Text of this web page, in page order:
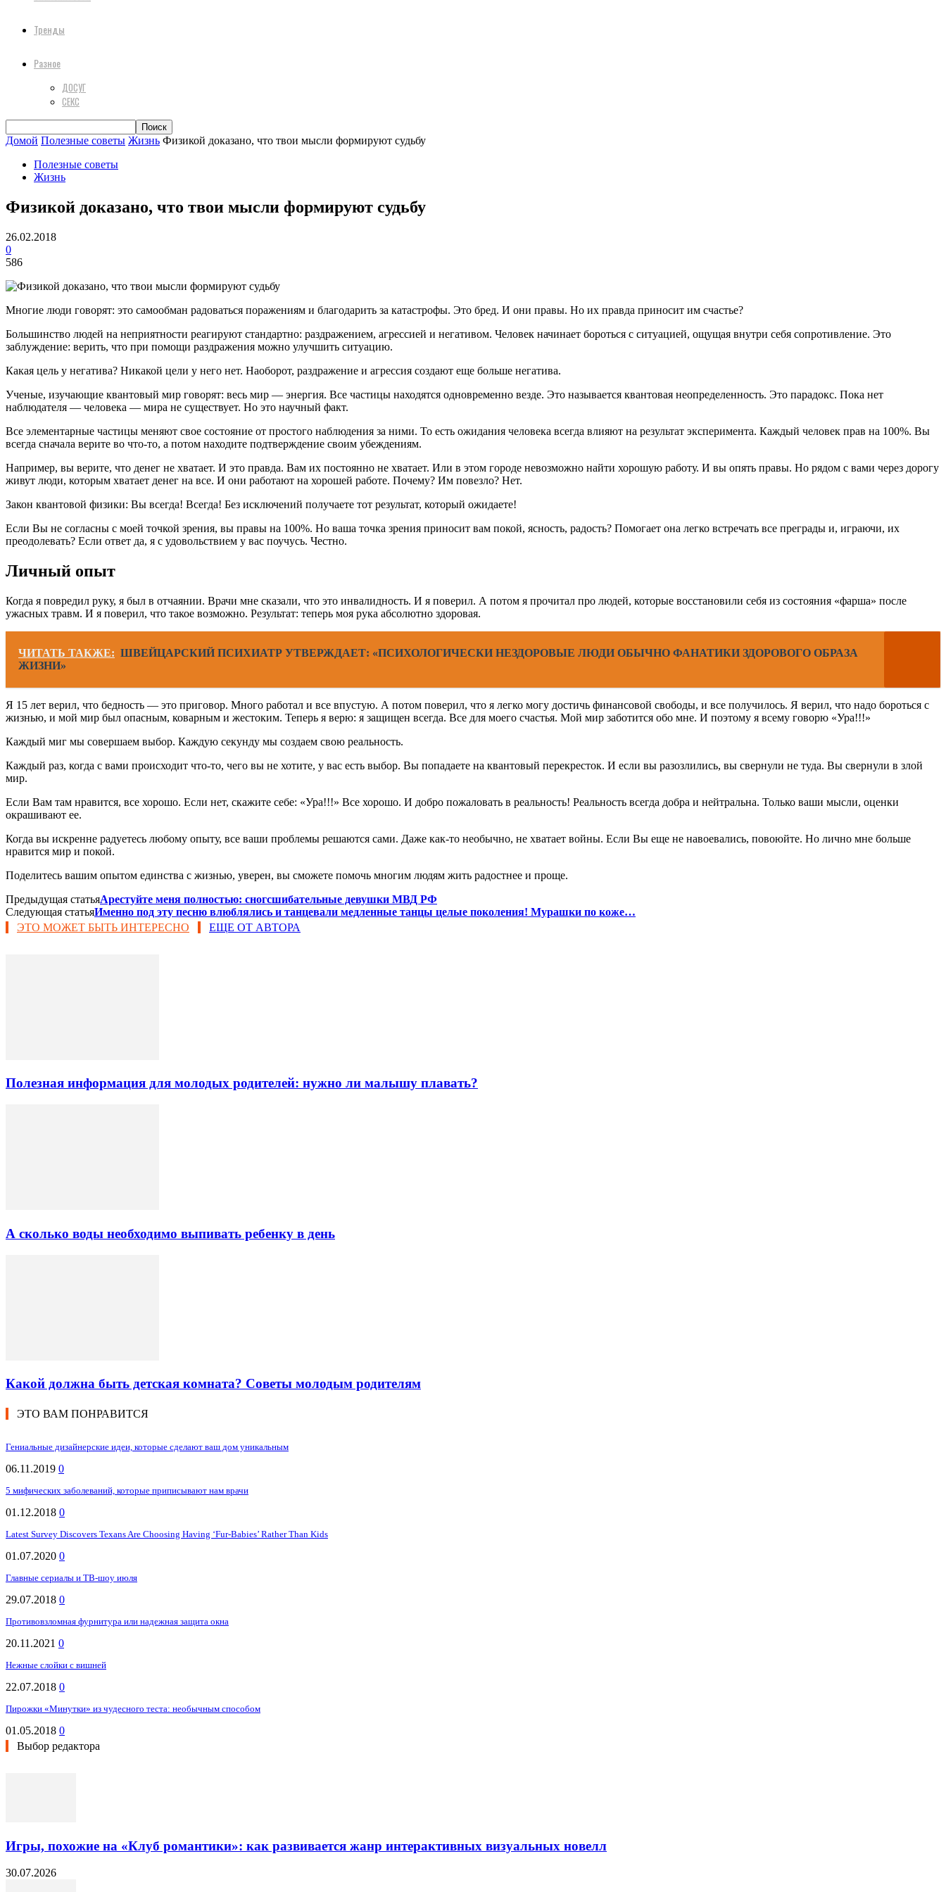
Тренды
Разное
ДОСУГ
СЕКС
Домой Полезные советы Жизнь Физикой доказано, что твои мысли формируют судьбу
Полезные советы
Жизнь
Физикой доказано, что твои мысли формируют судьбу
26.02.2018
0
586
Многие люди говорят: это самообман радоваться поражениям и благодарить за катастрофы. Это бред. И они правы. Но их правда приносит им счастье?
Большинство людей на неприятности реагируют стандартно: раздражением, агрессией и негативом. Человек начинает бороться с ситуацией, ощущая внутри себя сопротивление. Это
заблуждение: верить, что при помощи раздражения можно улучшить ситуацию.
Какая цель у негатива? Никакой цели у него нет. Наоборот, раздражение и агрессия создают еще больше негатива.
Ученые, изучающие квантовый мир говорят: весь мир — энергия. Все частицы находятся одновременно везде. Это называется квантовая неопределенность. Это парадокс. Пока нет
наблюдателя — человека — мира не существует. Но это научный факт.
Все элементарные частицы меняют свое состояние от простого наблюдения за ними. То есть ожидания человека всегда влияют на результат эксперимента. Каждый человек прав на 100%. Вы
всегда сначала верите во что-то, а потом находите подтверждение своим убеждениям.
Например, вы верите, что денег не хватает. И это правда. Вам их постоянно не хватает. Или в этом городе невозможно найти хорошую работу. И вы опять правы. Но рядом с вами через дорогу
живут люди, которым хватает денег на все. И они работают на хорошей работе. Почему? Им повезло? Нет.
Закон квантовой физики: Вы всегда! Всегда! Без исключений получаете тот результат, который ожидаете!
Если Вы не согласны с моей точкой зрения, вы правы на 100%. Но ваша точка зрения приносит вам покой, ясность, радость? Помогает она легко встречать все преграды и, играючи, их
преодолевать? Если ответ да, я с удовольствием у вас поучусь. Честно.
Личный опыт
Когда я повредил руку, я был в отчаянии. Врачи мне сказали, что это инвалидность. И я поверил. А потом я прочитал про людей, которые восстановили себя из состояния «фарша» после
ужасных травм. И я поверил, что такое возможно. Результат: теперь моя рука абсолютно здоровая.
ЧИТАТЬ ТАКЖЕ: ШВЕЙЦАРСКИЙ ПСИХИАТР УТВЕРЖДАЕТ: «ПСИХОЛОГИЧЕСКИ НЕЗДОРОВЫЕ ЛЮДИ ОБЫЧНО ФАНАТИКИ ЗДОРОВОГО ОБРАЗА
ЖИЗНИ»
Я 15 лет верил, что бедность — это приговор. Много работал и все впустую. А потом поверил, что я легко могу достичь финансовой свободы, и все получилось. Я верил, что надо бороться с
жизнью, и мой мир был опасным, коварным и жестоким. Теперь я верю: я защищен всегда. Все для моего счастья. Мой мир заботится обо мне. И поэтому я всему говорю «Ура!!!»
Каждый миг мы совершаем выбор. Каждую секунду мы создаем свою реальность.
Каждый раз, когда с вами происходит что-то, чего вы не хотите, у вас есть выбор. Вы попадаете на квантовый перекресток. И если вы разозлились, вы свернули не туда. Вы свернули в злой
мир.
Если Вам там нравится, все хорошо. Если нет, скажите себе: «Ура!!!» Все хорошо. И добро пожаловать в реальность! Реальность всегда добра и нейтральна. Только ваши мысли, оценки
окрашивают ее.
Когда вы искренне радуетесь любому опыту, все ваши проблемы решаются сами. Даже как-то необычно, не хватает войны. Если Вы еще не навоевались, повоюйте. Но лично мне больше
нравится мир и покой.
Поделитесь вашим опытом единства с жизнью, уверен, вы сможете помочь многим людям жить радостнее и проще.
Предыдущая статьяАрестуйте меня полностью: сногсшибательные девушки МВД РФ
Следующая статьяИменно под эту песню влюблялись и танцевали медленные танцы целые поколения! Мурашки по коже…
ЭТО МОЖЕТ БЫТЬ ИНТЕРЕСНО
ЕЩЕ ОТ АВТОРА
Полезная информация для молодых родителей: нужно ли малышу плавать?
А сколько воды необходимо выпивать ребенку в день
Какой должна быть детская комната? Советы молодым родителям
ЭТО ВАМ ПОНРАВИТСЯ
Гениальные дизайнерские идеи, которые сделают ваш дом уникальным
06.11.2019 0
5 мифических заболеваний, которые приписывают нам врачи
01.12.2018 0
Latest Survey Discovers Texans Are Choosing Having ‘Fur-Babies’ Rather Than Kids
01.07.2020 0
Главные сериалы и ТВ-шоу июля
29.07.2018 0
Противовзломная фурнитура или надежная защита окна
20.11.2021 0
Нежные слойки с вишней
22.07.2018 0
Пирожки «Минутки» из чудесного теста: необычным способом
01.05.2018 0
Выбор редактора
Игры, похожие на «Клуб романтики»: как развивается жанр интерактивных визуальных новелл
30.07.2026